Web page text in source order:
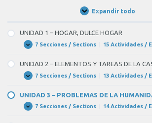
calentamiento
muchas
de
zonas
de
costa
se
Expandir todo
Unidades
UNIDAD 1 – HOGAR, DULCE HOGAR
Expandir
UNIDAD
–
HOGAR,
DULCE
HOGAR
7 Secciones / Sections 15 Actividades /
UNIDAD 2 – ELEMENTOS Y TAREAS DE LA
Expandir
UNIDAD
–
ELEMENTOS
Y
TAREAS
7 Secciones / Sections 13 Actividades /
UNIDAD 3 – PROBLEMAS DE LA
Expandir
UNIDAD7 Secciones / Sections 14 Actividades /